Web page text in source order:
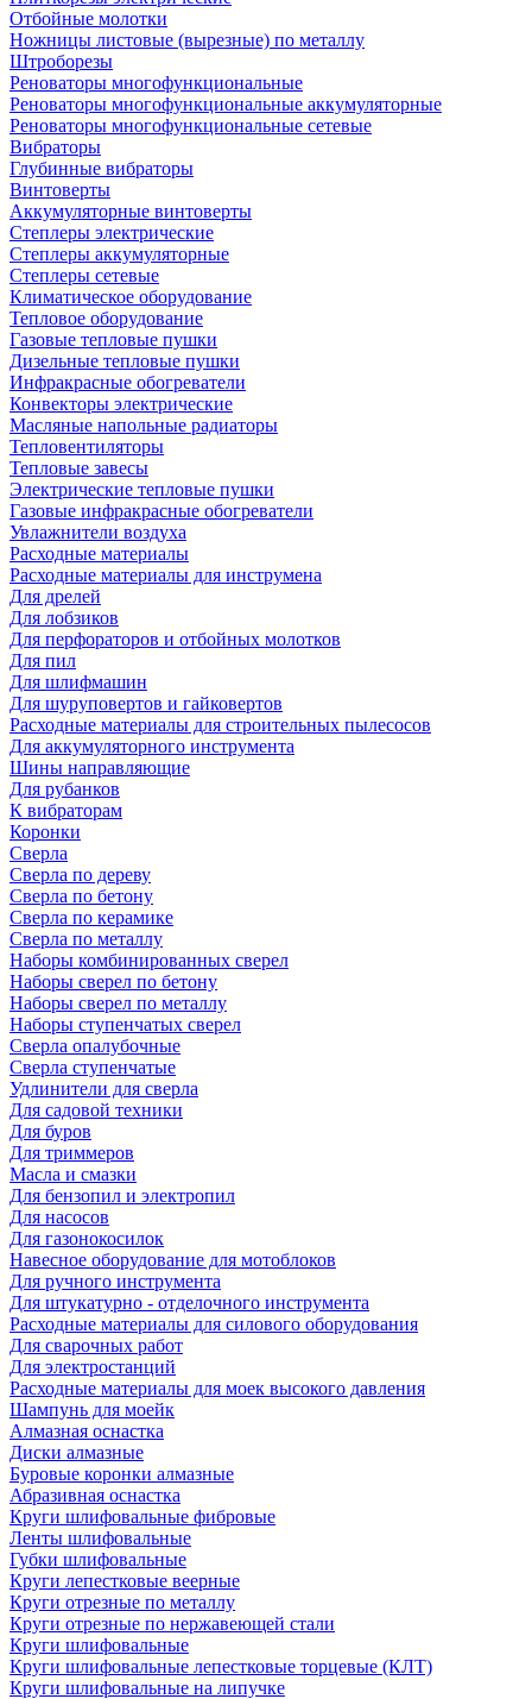
Отбойные молотки
Ножницы листовые (вырезные) по металлу
Штроборезы
Реноваторы многофункциональные
Реноваторы многофункциональные аккумуляторные
Реноваторы многофункциональные сетевые
Вибраторы
Глубинные вибраторы
Винтоверты
Аккумуляторные винтоверты
Степлеры электрические
Степлеры аккумуляторные
Степлеры сетевые
Климатическое оборудование
Тепловое оборудование
Газовые тепловые пушки
Дизельные тепловые пушки
Инфракрасные обогреватели
Конвекторы электрические
Масляные напольные радиаторы
Тепловентиляторы
Тепловые завесы
Электрические тепловые пушки
Газовые инфракрасные обогреватели
Увлажнители воздуха
Расходные материалы
Расходные материалы для инструмена
Для дрелей
Для лобзиков
Для перфораторов и отбойных молотков
Для пил
Для шлифмашин
Для шуруповертов и гайковертов
Расходные материалы для строительных пылесосов
Для аккумуляторного инструмента
Шины направляющие
Для рубанков
К вибраторам
Коронки
Сверла
Сверла по дереву
Сверла по бетону
Сверла по керамике
Сверла по металлу
Наборы комбинированных сверел
Наборы сверел по бетону
Наборы сверел по металлу
Наборы ступенчатых сверел
Сверла опалубочные
Сверла ступенчатые
Удлинители для сверла
Для садовой техники
Для буров
Для триммеров
Масла и смазки
Для бензопил и электропил
Для насосов
Для газонокосилок
Навесное оборудование для мотоблоков
Для ручного инструмента
Для штукатурно - отделочного инструмента
Расходные материалы для силового оборудования
Для сварочных работ
Для электростанций
Расходные материалы для моек высокого давления
Шампунь для моейк
Алмазная оснастка
Диски алмазные
Буровые коронки алмазные
Абразивная оснастка
Круги шлифовальные фибровые
Ленты шлифовальные
Губки шлифовальные
Круги лепестковые веерные
Круги отрезные по металлу
Круги отрезные по нержавеющей стали
Круги шлифовальные
Круги шлифовальные лепестковые торцевые (КЛТ)
Круги шлифовальные на липучке